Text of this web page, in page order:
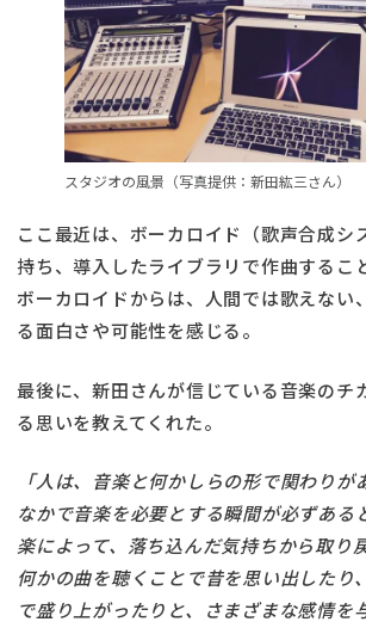
スタジオの風景（写真提供：新田紘三さん）
ここ最近は、ボーカロイド（歌声合成シ
持ち、導入したライブラリで作曲するこ
ボーカロイドからは、人間では歌えない
る面白さや可能性を感じる。
最後に、新田さんが信じている音楽のチ
る思いを教えてくれた。
「人は、音楽と何かしらの形で関わりが
なかで音楽を必要とする瞬間が必ずある
楽によって、落ち込んだ気持ちから取り
何かの曲を聴くことで昔を思い出したり
で盛り上がったりと、さまざまな感情を